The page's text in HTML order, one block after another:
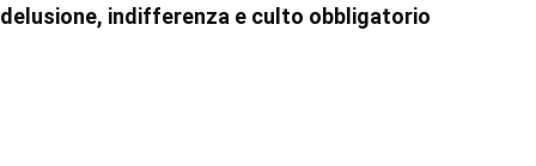
delusione, indifferenza e culto obbligatorio